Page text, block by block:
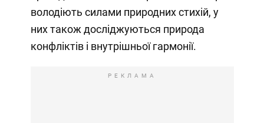
володіють силами природних стихій, у
них також досліджуються природа
конфліктів і внутрішньої гармонії.
РЕКЛАМА